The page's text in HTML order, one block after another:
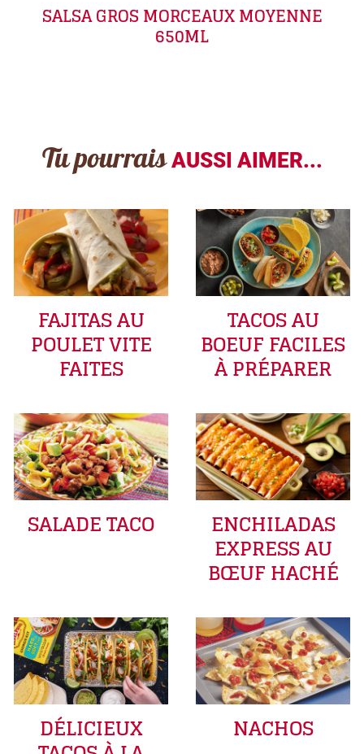
SALSA GROS MORCEAUX MOYENNE
650ML
Tu pourrais AUSSI AIMER...
FAJITAS AU
POULET VITE
FAITES
TACOS AU
BOEUF FACILES
À PRÉPARER
SALADE TACO ENCHILADAS
EXPRESS AU
BŒUF HACHÉ
DÉLICIEUX NACHOS